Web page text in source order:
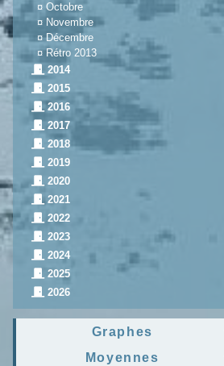
¤ Octobre
¤ Novembre
¤Décembre
¤Rétro 2013
2014
2015
2016
2017
2018
2019
2020
2021
2022
2023
2024
2025
2026
Graphes
Moyennes